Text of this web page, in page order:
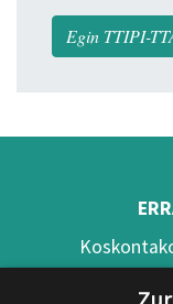
Egin TTIPI-